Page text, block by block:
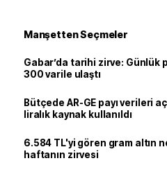
Manşetten Seçmeler
Gabar’da tarihi zirve: Günlük
300 varile ulaştı
Bütçede AR-GE payı verileri
liralık kaynak kullanıldı
6.584 TL'yi gören gram altın
haftanın zirvesi